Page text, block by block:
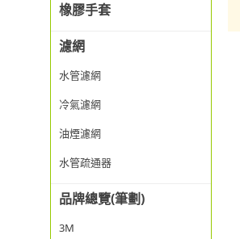
橡膠手套
濾網
水管濾網
冷氣濾網
油煙濾網
水管疏通器
品牌總覽(筆劃)
3M